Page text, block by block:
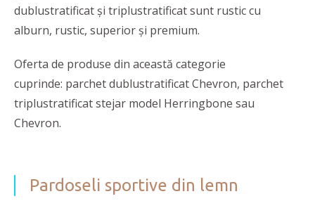
dublustratificat și triplustratificat sunt rustic cu
alburn, rustic, superior şi premium.
Oferta de produse din această categorie
cuprinde: parchet dublustratificat Chevron, parchet
triplustratificat stejar model Herringbone sau
Chevron.
Pardoseli sportive din lemn